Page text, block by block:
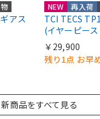
アス
NEW 再入荷
TCI TECS
(イヤーピー
￥29,900
残り1点 お早
新商品をすべて見る